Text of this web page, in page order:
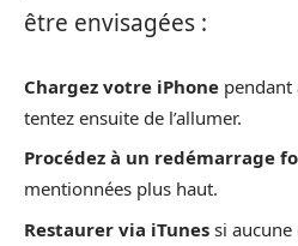
être envisagées :
Chargez votre iPhone
tentez ensuite de l’allumer.
Procédez à un redémarrage
mentionnées plus haut.
Restaurer via iTunes si aucune